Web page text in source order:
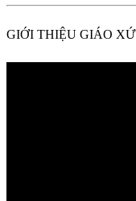
GIỚI THIỆU GIÁO XỨ